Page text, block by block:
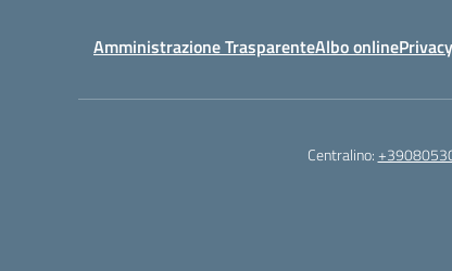
Amministrazione TrasparenteAlbo online
Centralino: